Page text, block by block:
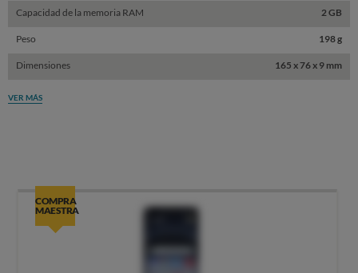
Capacidad de la memoria RAM 2 GB
Peso 198 g
Dimensiones 165 x 76 x 9 mm
VER MÁS
COMPRA
MAESTRA